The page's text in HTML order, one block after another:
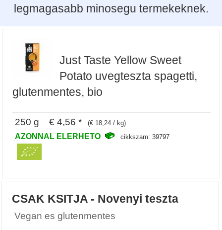
legmagasabb minosegu termekeknek.
Just Taste Yellow Sweet
Potato uvegteszta spagetti,
glutenmentes, bio
250 g € 4,56 * (€ 18,24 / kg)
AZONNAL ELERHETO cikkszam: 39797
CSAK KSITJA - Novenyi teszta
Vegan es glutenmentes